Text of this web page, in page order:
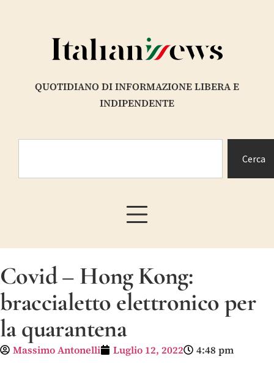
QUOTIDIANO DI INFORMAZIONE LIBERA E
INDIPENDENTE
Cerca
Covid – Hong Kong:
braccialetto elettronico per
la quarantena
Massimo Antonelli Luglio 12, 2022 4:48 pm